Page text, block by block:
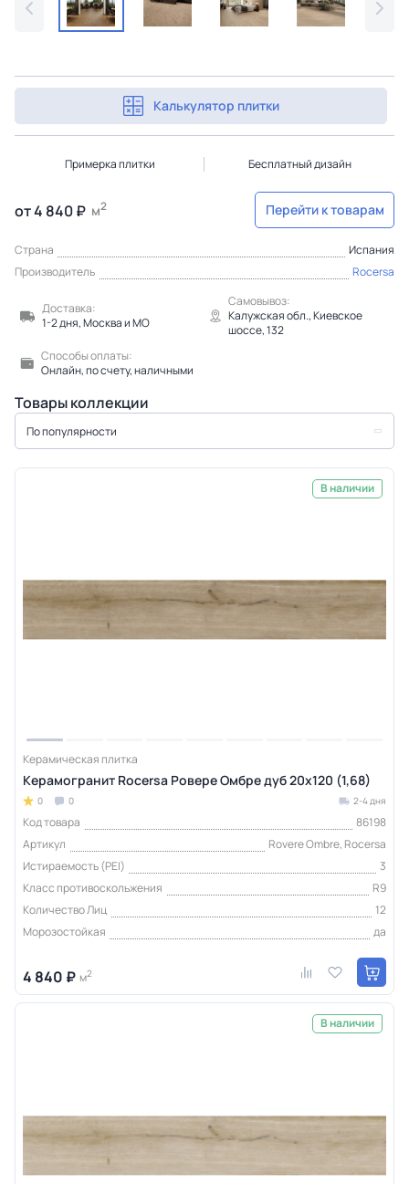
Калькулятор плитки
Примерка плитки Бесплатный дизайн
от 4 840 ₽ м2 Перейти к товарам
Страна
Испания
Производитель
Rocersa
Доставка:
1-2 дня, Москва и МО
Самовывоз:
Калужская обл., Киевское
шоссе, 132
Способы оплаты:
Онлайн, по счету, наличными
Товары коллекции
По популярности
В наличии
Керамическая плитка
Керамогранит Rocersa Ровере Омбре дуб 20x120 (1,68)
0 0 2-4 дня
Код товара
86198
Артикул
Rovere Ombre, Rocersa
Истираемость (PEI)
3
Класс противоскольжения
R9
Количество Лиц
12
Морозостойкая
да
4 840 ₽ м2
В наличии